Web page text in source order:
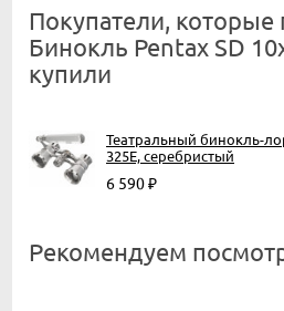
Покупатели,
Бинокль Pentax SD
купили
Театральный бинокль-
325E, серебристый
6 590₽
Рекомендуем